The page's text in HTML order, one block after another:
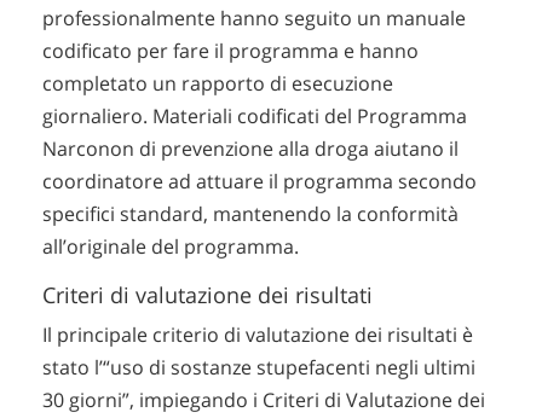
professionalmente hanno seguito un manuale
codificato per fare il programma e hanno
completato un rapporto di esecuzione
giornaliero. Materiali codificati del Programma
Narconon di prevenzione alla droga aiutano il
coordinatore ad attuare il programma secondo
specifici standard, mantenendo la conformità
all’originale del programma.
Criteri di valutazione dei risultati
Il principale criterio di valutazione dei risultati è
stato l’“uso di sostanze stupefacenti negli ultimi
30 giorni”, impiegando i Criteri di Valutazione dei